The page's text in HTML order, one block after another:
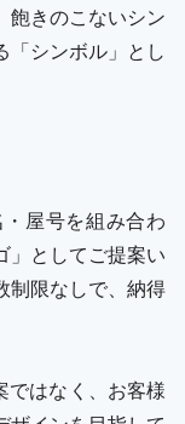
飽きのこないシン
「シンボル」とし
屋号を組み合わ
」としてご提案い
制限なしで、納得
ではなく、お客様